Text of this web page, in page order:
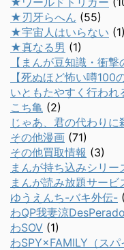
★刃牙らへん (55)
★宇宙人はいらない (1)
★真なる男 (1)
【まんが豆知識・衝撃
【死ぬほど怖い噂100
いともたやすく行わ
こち亀 (2)
じゃあ、君の代わりに
その他漫画 (71)
その他買取情報 (3)
まんが持ち込みシリー
まんが読み放題サービ
ゆうえんち-バキ外伝-
わQP我妻涼DesPerado
わSOV (1)
わSPY×FAMILY（スパ